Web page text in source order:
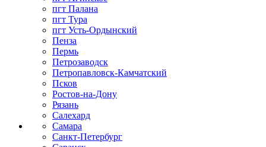
пгт Палана
пгт Тура
пгт Усть-Ордынский
Пенза
Пермь
Петрозаводск
Петропавловск-Камчатский
Псков
Ростов-на-Дону
Рязань
Салехард
Самара
Санкт-Петербург